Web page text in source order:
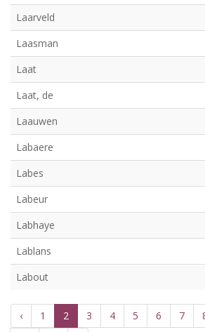
Laarveld
Laasman
Laat
Laat, de
Laauwen
Labaere
Labes
Labeur
Labhaye
Lablans
Labout
‹ 1 2 3 4 5 6 7